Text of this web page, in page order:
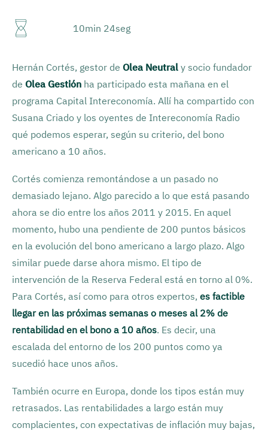
10min 24seg
Hernán Cortés, gestor de Olea Neutral y socio fundador
de Olea Gestión ha participado esta mañana en el
programa Capital Intereconomía. Allí ha compartido con
Susana Criado y los oyentes de Intereconomía Radio
qué podemos esperar, según su criterio, del bono
americano a 10 años.
Cortés comienza remontándose a un pasado no
demasiado lejano. Algo parecido a lo que está pasando
ahora se dio entre los años 2011 y 2015. En aquel
momento, hubo una pendiente de 200 puntos básicos
en la evolución del bono americano a largo plazo. Algo
similar puede darse ahora mismo. El tipo de
intervención de la Reserva Federal está en torno al 0%.
Para Cortés, así como para otros expertos, es factible
llegar en las próximas semanas o meses al 2% de
rentabilidad en el bono a 10 años. Es decir, una
escalada del entorno de los 200 puntos como ya
sucedió hace unos años.
También ocurre en Europa, donde los tipos están muy
retrasados. Las rentabilidades a largo están muy
complacientes, con expectativas de inflación muy bajas,